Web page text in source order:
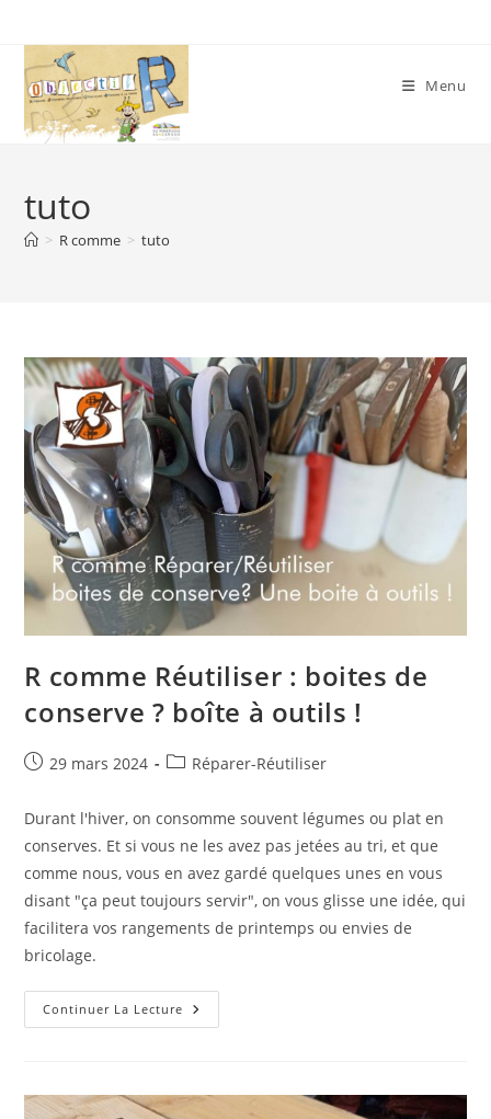
content
Menu
tuto
> R comme > tuto
R comme Réutiliser : boites de
conserve ? boîte à outils !
Publication
29 mars 2024
PostRéparer-Réutiliser
Durant l'hiver, on consomme souvent légumes ou plat en
conserves. Et si vous ne les avez pas jetées au tri, et que
comme nous, vous en avez gardé quelques unes en vous
disant "ça peut toujours servir", on vous glisse une idée, qui
facilitera vos rangements de printemps ou envies de
bricolage.
Continuer La Lecture R
Comme
Conserve